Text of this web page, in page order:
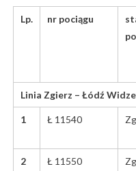
Lp. nr pociągu
Linia Zgierz – Łódź
1 Ł 11540
2 Ł 11550